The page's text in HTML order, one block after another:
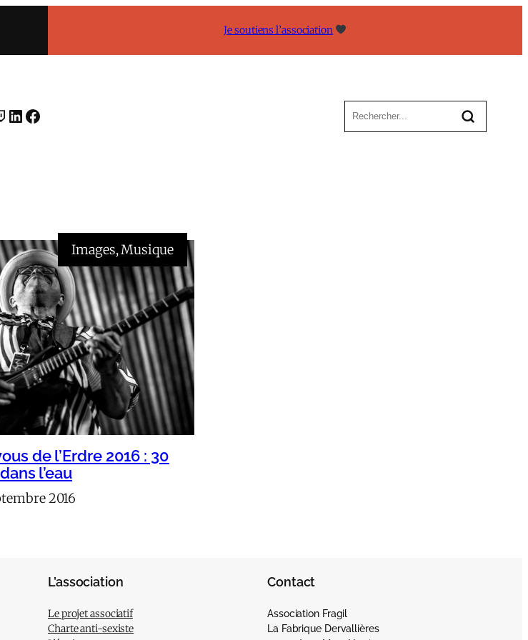
Je soutiens l’association
LINKEDIN FACEBOOK
Images, Musique
de l’Erdre 2016 : 30
l’eau
2016
L’association
Le projet associatif
Charte anti-sexiste
Contact
Association Fragil
La Fabrique Dervallières